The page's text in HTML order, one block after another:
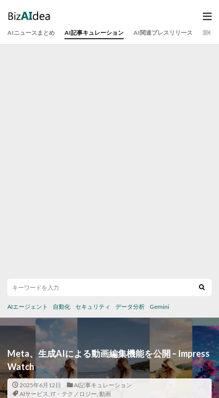
AIニュースまとめ AI記事キュレーション AI関連プレスリリース 運営
AIエージェント 自動化 セキュリティ データ分析 Gemini
Meta、生成AIによる動画編集機能を公開 – Impress
Watch
2025年6月12日
AI記事キュレーション
AIサービス, IT・テクノロジー, 動画